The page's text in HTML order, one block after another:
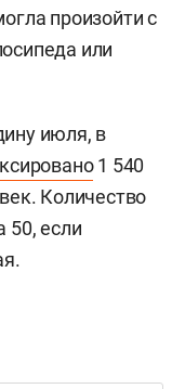
произойти с
или
июля, в
1 540
Количество
50, если